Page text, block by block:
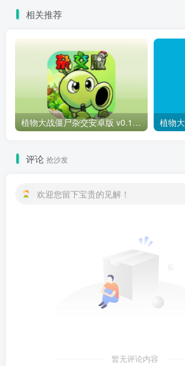
相关推荐
植物大战僵尸杂交安卓版 v0.13.1 发布版_重制版下载 – 创新塔防策略游戏
评论 抢沙发
欢迎您留下宝贵的见解！
暂无评论内容